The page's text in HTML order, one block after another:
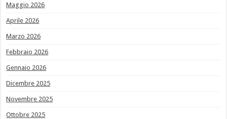
Maggio 2026
Aprile 2026
Marzo 2026
Febbraio 2026
Gennaio 2026
Dicembre 2025
Novembre 2025
Ottobre 2025